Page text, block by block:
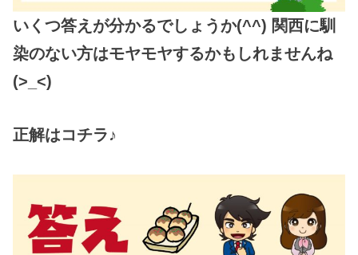
いくつ答えが分かるでしょうか(^^) 関西に馴
染のない方はモヤモヤするかもしれませんね
(>_<)
正解はコチラ♪